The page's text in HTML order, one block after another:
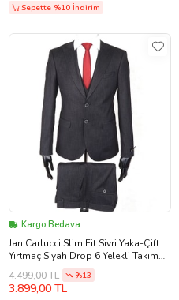
Sepette %10 İndirim
Kargo Bedava
Jan Carlucci Slim Fit Sivri Yaka-Çift
Yırtmaç Siyah Drop 6 Yelekli Takım
4.499,00 TL %13
3.899,00 TL